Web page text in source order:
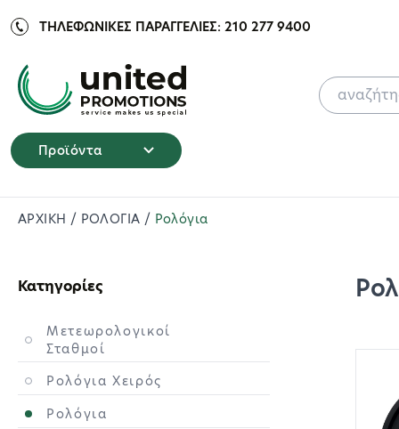
ΤΗΛΕΦΩΝΙΚΕΣ ΠΑΡΑΓΓΕΛΙΕΣ: 210 277 9400
Προϊόντα
ΑΡΧΙΚΗ / ΡΟΛΟΓΙΑ / Ρολόγια
Κατηγορίες
Μετεωρολογικοί
Σταθμοί
Ρολόγια Χειρός
Ρολόγια